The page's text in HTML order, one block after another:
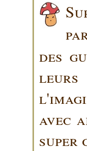
des
avec
super